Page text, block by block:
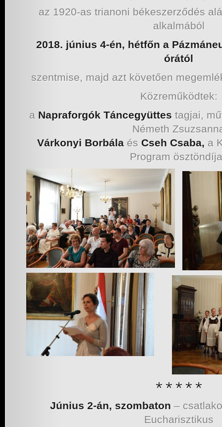
az 1920-as trianoni békeszerződés
alkalmából
2018. június 4-én, hétfőn a
órától
szentmise, majd azt követően
Közreműködtek:
a Napraforgók Táncegyüttes tagjai,
Németh
Várkonyi Borbála és Cseh Csaba, a
Program
Június 2-án, szombaton –
Eucharisztikus